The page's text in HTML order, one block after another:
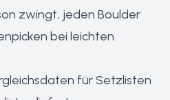
zwingt, jeden Boulder
bei leichten
für Setzlisten